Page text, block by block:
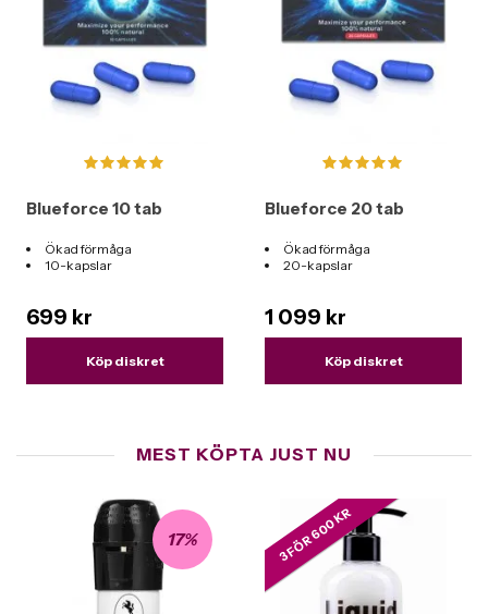
Blueforce 10 tab
Ökad förmåga
10-kapslar
699 kr
Köp diskret
Blueforce 20 tab
Ökad förmåga
20-kapslar
1 099 kr
Köp diskret
MEST KÖPTA JUST NU
17% 3 FÖR 600 KR